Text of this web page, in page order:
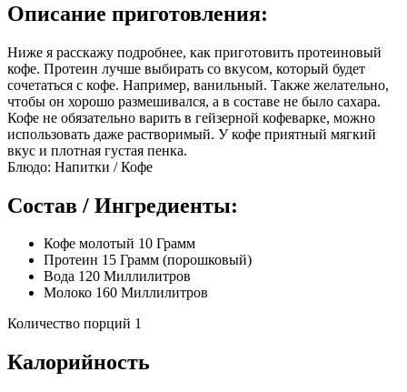
Описание приготовления:
Ниже я расскажу подробнее, как приготовить протеиновый
кофе. Протеин лучше выбирать со вкусом, который будет
сочетаться с кофе. Например, ванильный. Также желательно,
чтобы он хорошо размешивался, а в составе не было сахара.
Кофе не обязательно варить в гейзерной кофеварке, можно
использовать даже растворимый. У кофе приятный мягкий
вкус и плотная густая пенка.
Блюдо: Напитки / Кофе
Состав / Ингредиенты:
Кофе молотый 10 Грамм
Протеин 15 Грамм (порошковый)
Вода 120 Миллилитров
Молоко 160 Миллилитров
Количество порций 1
Калорийность